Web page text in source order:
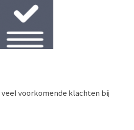
veel voorkomende klachten bij